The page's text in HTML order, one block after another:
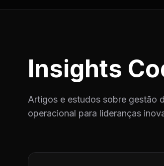
Insights
Artigos e estudos sobre gestão
operacional para lideranças